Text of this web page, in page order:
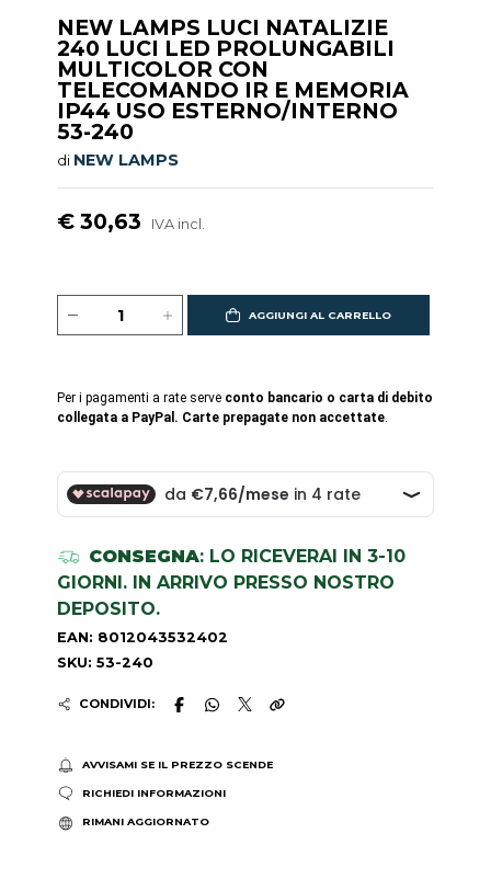
NEW LAMPS LUCI NATALIZIE
240 LUCI LED PROLUNGABILI
MULTICOLOR CON
TELECOMANDO IR E MEMORIA
IP44 USO ESTERNO/INTERNO
53-240
di NEW LAMPS
€ 30,63 IVA incl.
AGGIUNGI AL CARRELLO
Per i pagamenti a rate serve conto bancario o carta di debito
collegata a PayPal. Carte prepagate non accettate.
CONSEGNA: LO RICEVERAI IN 3-10
GIORNI. IN ARRIVO PRESSO NOSTRO
DEPOSITO.
EAN: 8012043532402
SKU: 53-240
CONDIVIDI:
AVVISAMI SE IL PREZZO SCENDE
RICHIEDI INFORMAZIONI
RIMANI AGGIORNATO